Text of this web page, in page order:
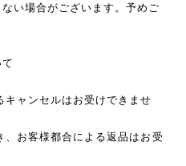
い場合がございます。予めご
キャンセルはお受けできませ
、お客様都合による返品はお受